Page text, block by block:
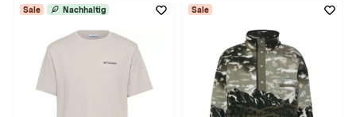
Sale Nachhaltig Sale